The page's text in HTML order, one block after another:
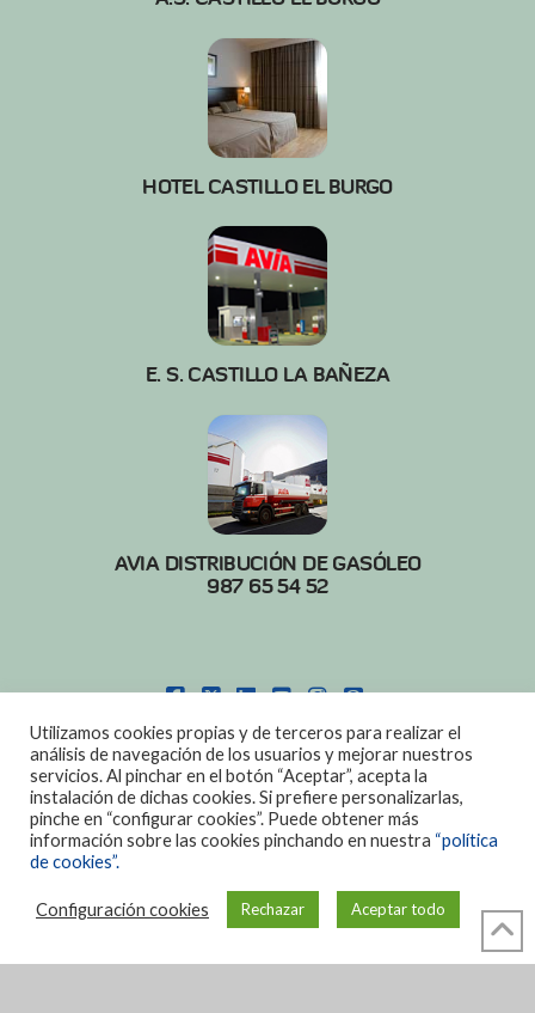
HOTEL CASTILLO EL BURGO
E. S. CASTILLO LA BAÑEZA
AVIA DISTRIBUCIÓN DE GASÓLEO
987 65 54 52
POLITICA DE COOKIES|AVISO LEGAL
DISEÑO: DIAN SISTEMAS
Utilizamos cookies propias y de terceros para realizar el
análisis de navegación de los usuarios y mejorar nuestros
servicios. Al pinchar en el botón “Aceptar”, acepta la
instalación de dichas cookies. Si prefiere personalizarlas,
pinche en “configurar cookies”. Puede obtener más
información sobre las cookies pinchando en nuestra “política
de cookies”.
Configuración cookies Rechazar Aceptar todo